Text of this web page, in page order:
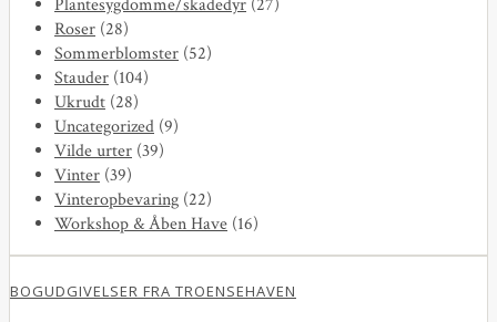
Plantesygdomme/skadedyr (27)
Roser (28)
Sommerblomster (52)
Stauder (104)
Ukrudt (28)
Uncategorized (9)
Vilde urter (39)
Vinter (39)
Vinteropbevaring (22)
Workshop & Åben Have (16)
BOGUDGIVELSER FRA TROENSEHAVEN